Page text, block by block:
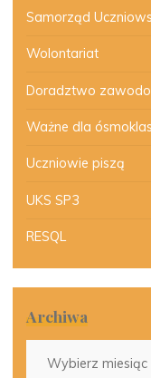
Samorząd
Wolontariat
Doradztwo
Ważne dla
Uczniowie piszą
UKS SP3
RESQL
Archiwa